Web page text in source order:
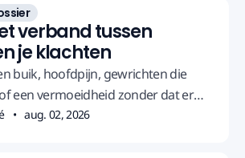
verband tussen
je klachten
buik, hoofdpijn, gewrichten die
een vermoeidheid zonder dat er
het bloed.
aug. 02, 2026